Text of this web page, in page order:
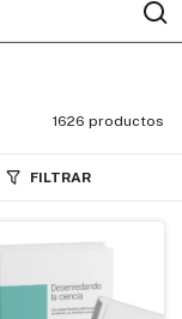
1626 productos
FILTRAR